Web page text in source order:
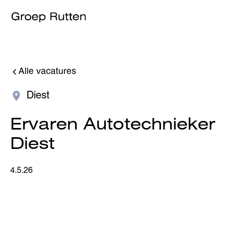
Alle vacatures
Diest
Ervaren Autotechnieker
Diest
4.5.26